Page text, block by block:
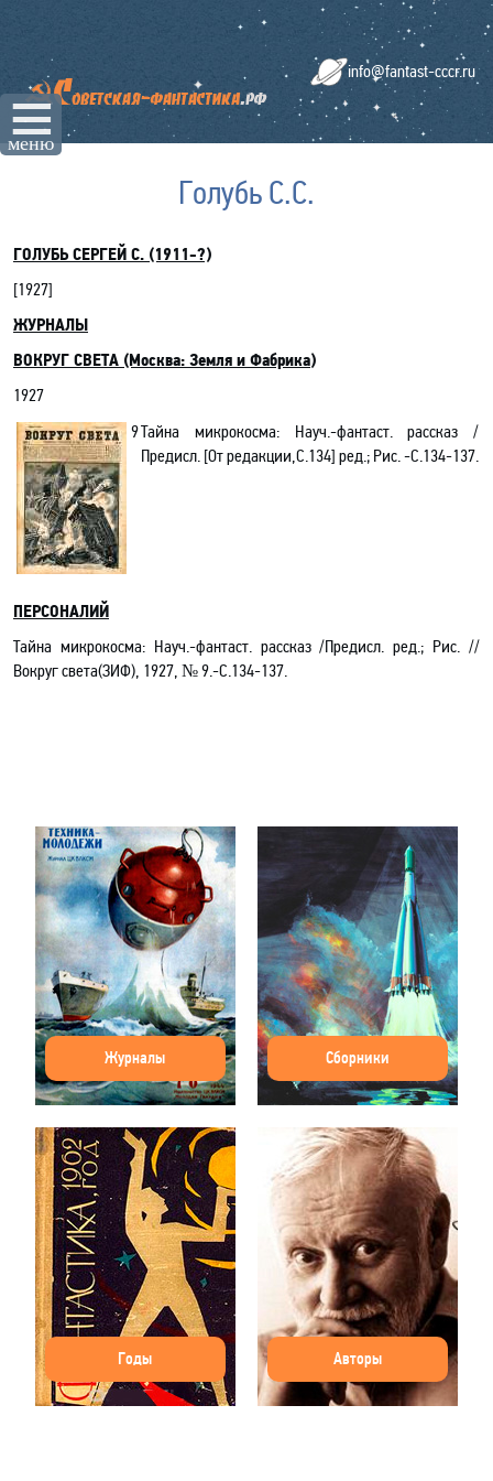
☰
меню
info@fantast-cccr.ru
Голубь С.С.
ГОЛУБЬ СЕРГЕЙ С. (1911-?)
[1927]
ЖУРНАЛЫ
ВОКРУГ СВЕТА (Москва: Земля и Фабрика)
1927
9Тайна микрокосма: Науч.-фантаст. рассказ /
Предисл. [От редакции,С.134] ред.; Рис. -С.134-137.
ПЕРСОНАЛИЙ
Тайна микрокосма: Науч.-фантаст. рассказ/Предисл. ред.; Рис. //
Вокруг света(ЗИФ), 1927, № 9.-С.134-137.
Журналы Сборники
Годы Авторы